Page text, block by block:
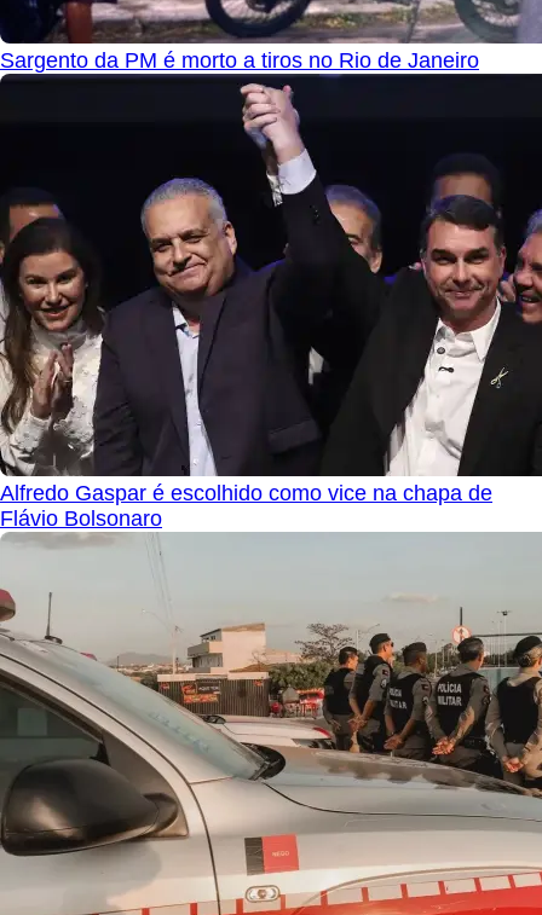
Sargento da PM é morto a tiros no Rio de Janeiro
Alfredo Gaspar é escolhido como vice na chapa de
Flávio Bolsonaro